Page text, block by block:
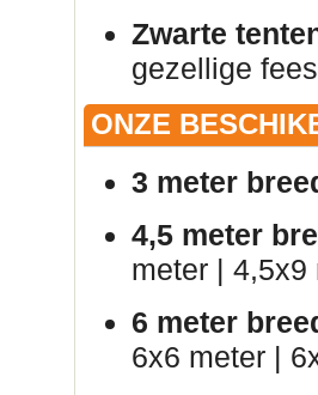
Zwarte
gezellige
ONZE
3 meter
4,5 meter
meter | 4,5x9
6 meter
6x6 meter |